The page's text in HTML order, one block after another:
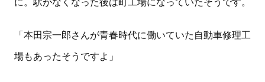
「本田宗一郎さんが青春時代に働いていた自動車修理工
場もあったそうですよ」